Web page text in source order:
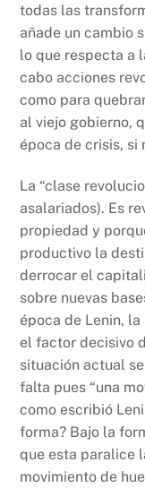
todas las
añade un cambio
lo que respecta a
cabo acciones
como para
al viejo gobierno,
época de crisis, si
La “clase
asalariados). Es
propiedad y
productivo la
derrocar el
sobre nuevas
época de Lenin,
el factor decisivo
situación actual
falta pues “una
como escribió
forma? Bajo la
que esta paralice
movimiento de